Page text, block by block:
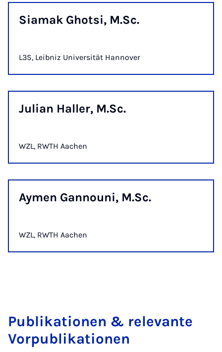
Si­a­mak Ghot­si, M.Sc.
L3S, Leibniz Universität Hannover
Ju­li­an Hal­ler, M.Sc.
WZL, RWTH Aachen
Ay­men Gan­nou­ni, M.Sc.
WZL, RWTH Aachen
Pu­b­li­­ka­ti­o­­nen & re­le­van­te
Vor­­­pu­b­li­­ka­ti­o­­nen